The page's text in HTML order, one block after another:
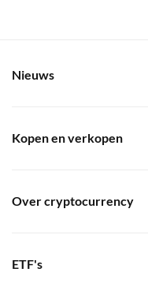
Nieuws
Kopen en verkopen
Over cryptocurrency
ETF's